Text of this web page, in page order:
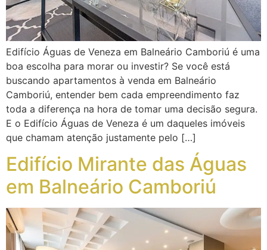
Edifício Águas de Veneza em Balneário Camboriú é uma
boa escolha para morar ou investir? Se você está
buscando apartamentos à venda em Balneário
Camboriú, entender bem cada empreendimento faz
toda a diferença na hora de tomar uma decisão segura.
E o Edifício Águas de Veneza é um daqueles imóveis
que chamam atenção justamente pelo […]
Edifício Mirante das Águas
em Balneário Camboriú